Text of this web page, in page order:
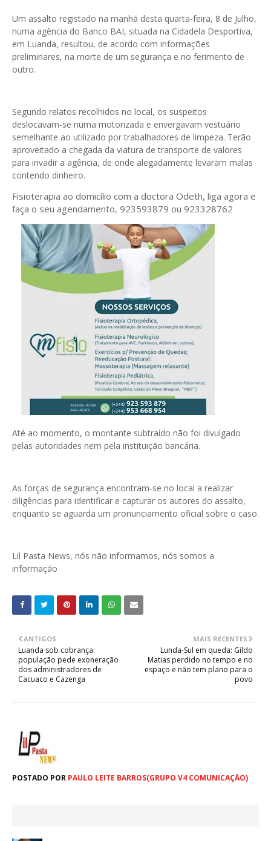
Um assalto registado na manhã desta quarta-feira, 8 de Julho,
numa agência do Banco BAI, situada na Cidadela Desportiva,
em Luanda, resultou, de acordo com informações
preliminares, na morte de um segurança e no ferimento de
outro.
Segundo relatos recolhidos no local, os suspeitos
deslocavam-se numa motorizada e envergavam vestuário
semelhante ao utilizado por trabalhadores de limpeza. Terão
aproveitado a chegada da viatura de transporte de valores
para invadir a agência, de onde alegadamente levaram malas
contendo dinheiro.
Fisioterapia ao domicílio com a doctora Odeth, liga agora e
faça o seu agendamento, 923593879 ou 923328762
Até ao momento, o montante subtraído não foi divulgado
pelas autoridades nem pela instituição bancária.
As forças de segurança encontram-se no local a realizar
diligências para identificar e capturar os autores do assalto,
enquanto se aguarda um pronunciamento oficial sobre o caso.
Lil Pasta News, nós não informamos, nós somos a
informação
MAIS RECENTES
Lunda-Sul em queda: Gildo
Matias perdido no tempo e no
espaço e não tem plano para o
povo
ANTIGOS
Luanda sob cobrança:
população pede exoneração
dos administradores de
Cacuaco e Cazenga
POSTADO POR PAULO LEITE BARROS(GRUPO V4 COMUNICAÇÃO)